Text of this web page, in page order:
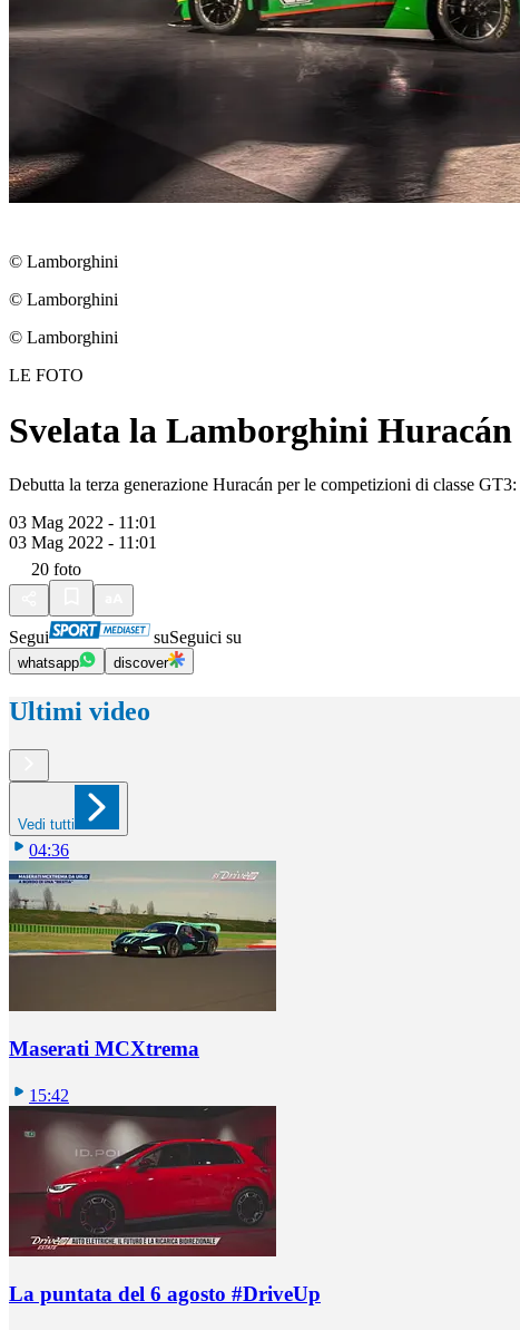
© Lamborghini
© Lamborghini
© Lamborghini
LE FOTO
Svelata la Lamborghini
Debutta la terza generazione Huracán per le competizioni di classe
03 Mag 2022 - 11:01
03 Mag 2022 - 11:01
20 foto
Segui suSeguici su
whatsapp discover
Ultimi video
Vedi tutti
04:36
Maserati MCXtrema
15:42
La puntata del 6 agosto #DriveUp